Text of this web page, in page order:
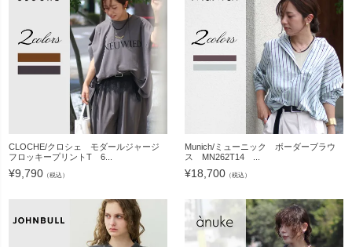
CLOCHE/クロシェ モダールジャージ
フロッキープリントT 6...
¥9,790 （税込）
Munich/ミューニック ボーダーブラウ
ス MN262T14 ...
¥18,700 （税込）